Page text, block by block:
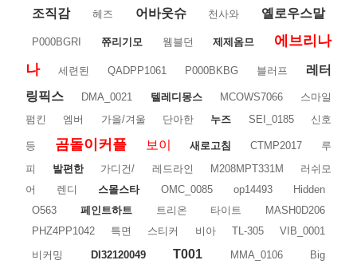
조직감 헤즈 어바웃슈 천사와 옐로우스말
P000BGRI 쮸리기모 웸블던 제제옴므
에브리나
나
세련된 QADPP1061 P000BKBG 블러프
레터
링픽스
DMA_0021 텔레디몽스 MCOWS7066
스마일
펌킨
엠버 가을/겨울 단아한 누즈 SEI_0185 신호
등 곰돌이커플 보이 새로고침 CTMP2017
루
피
발편한 가디건/ 레드라인 M208MPT331M
러쉬모
어
렌디 스몰스타 OMC_0085 op14493
Hidden
O563
페인트하트 트리온 타이트
MASH0D206
PHZ4PP1042
특면 스티커 비아 TL-305
VIB_0001
비커밍
DI32120049 T001 MMA_0106
Big